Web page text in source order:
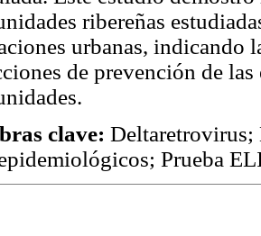
ribereñas
urbanas, indicando
de prevención de
clave: Deltaretrovirus;
Prueba